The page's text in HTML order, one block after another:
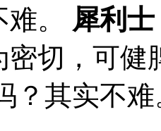
。 犀利士
密切，可健
？其实不难